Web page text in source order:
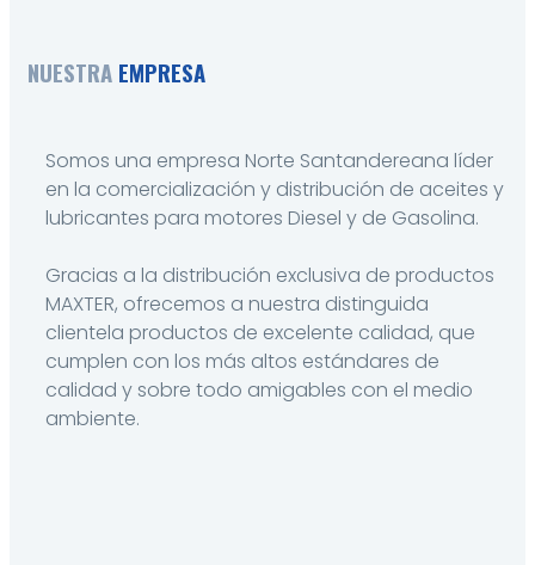
NUESTRA EMPRESA
Somos una empresa Norte Santandereana líder
en la comercialización y distribución de aceites y
lubricantes para motores Diesel y de Gasolina.
Gracias a la distribución exclusiva de productos
MAXTER, ofrecemos a nuestra distinguida
clientela productos de excelente calidad, que
cumplen con los más altos estándares de
calidad y sobre todo amigables con el medio
ambiente.